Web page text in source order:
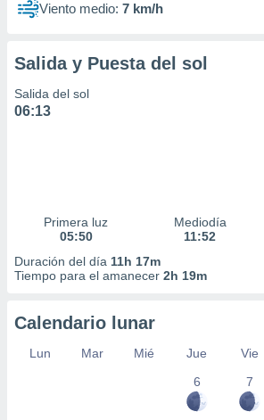
Viento medio: 7 km/h
Salida y Puesta del sol
Salida del sol
06:13
Primera luz
05:50
Mediodía
11:52
Duración del día 11h 17m
Tiempo para el amanecer 2h 19m
Calendario lunar
Lun Mar Mié Jue Vie
6
7